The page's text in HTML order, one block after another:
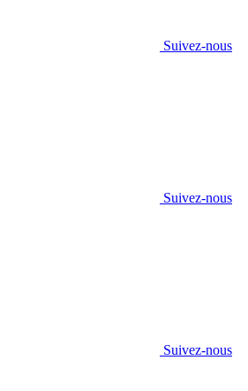
Suivez-nous
Suivez-nous
Suivez-nous